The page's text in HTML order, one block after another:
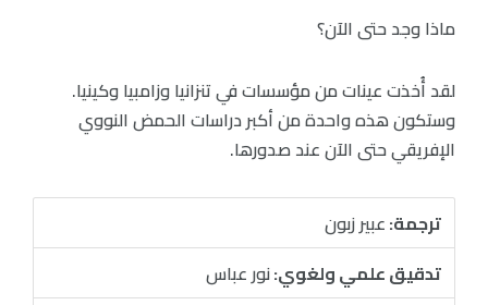
ماذا وجد حتى الآن؟
لقد أُخذت عينات من مؤسسات في تنزانيا وزامبيا وكينيا.
وستكون هذه واحدة من أكبر دراسات الحمض النووي
الإفريقي حتى الآن عند صدورها.
ترجمة:عبير زبون
تدقيق علمي ولغوي:نور عباس